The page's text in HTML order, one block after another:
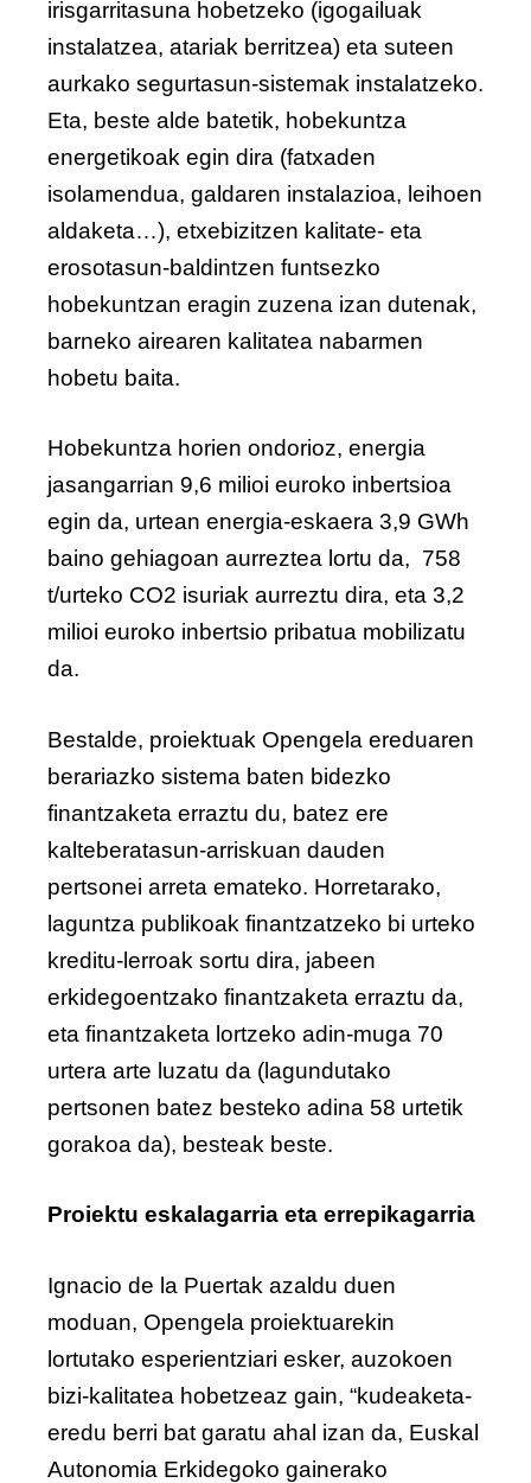
irisgarritasuna hobetzeko (igogailuak
instalatzea, atariak berritzea) eta suteen
aurkako segurtasun-sistemak instalatzeko.
Eta, beste alde batetik, hobekuntza
energetikoak egin dira (fatxaden
isolamendua, galdaren instalazioa, leihoen
aldaketa…), etxebizitzen kalitate- eta
erosotasun-baldintzen funtsezko
hobekuntzan eragin zuzena izan dutenak,
barneko airearen kalitatea nabarmen
hobetu baita.
Hobekuntza horien ondorioz, energia
jasangarrian 9,6 milioi euroko inbertsioa
egin da, urtean energia-eskaera 3,9 GWh
baino gehiagoan aurreztea lortu da, 758
t/urteko CO2 isuriak aurreztu dira, eta 3,2
milioi euroko inbertsio pribatua mobilizatu
da.
Bestalde, proiektuak Opengela ereduaren
berariazko sistema baten bidezko
finantzaketa erraztu du, batez ere
kalteberatasun-arriskuan dauden
pertsonei arreta emateko. Horretarako,
laguntza publikoak finantzatzeko bi urteko
kreditu-lerroak sortu dira, jabeen
erkidegoentzako finantzaketa erraztu da,
eta finantzaketa lortzeko adin-muga 70
urtera arte luzatu da (lagundutako
pertsonen batez besteko adina 58 urtetik
gorakoa da), besteak beste.
Proiektu eskalagarria eta errepikagarria
Ignacio de la Puertak azaldu duen
moduan, Opengela proiektuarekin
lortutako esperientziari esker, auzokoen
bizi-kalitatea hobetzeaz gain, “kudeaketa-
eredu berri bat garatu ahal izan da, Euskal
Autonomia Erkidegoko gainerako